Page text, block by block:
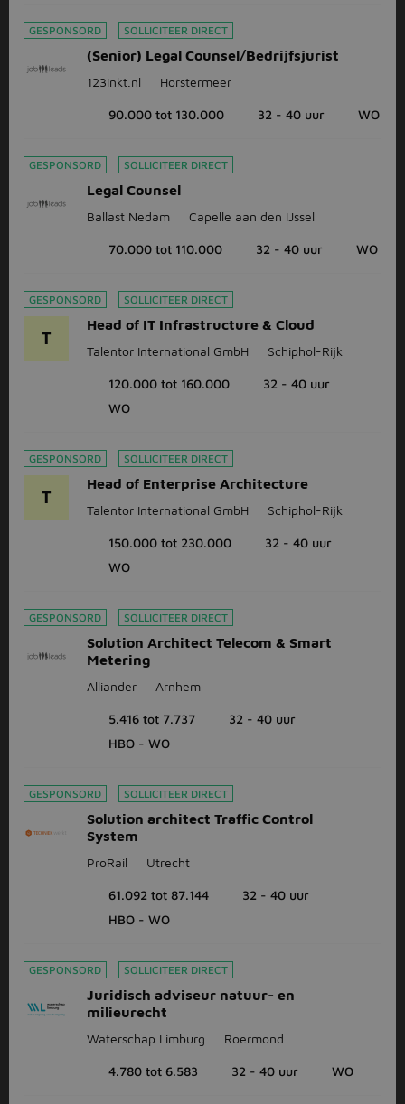
GESPONSORD SOLLICITEER DIRECT
(Senior) Legal Counsel/Bedrijfsjurist
123inkt.nl Horstermeer
90.000 tot 130.000 32 - 40 uur WO
GESPONSORD SOLLICITEER DIRECT
Legal Counsel
Ballast Nedam Capelle aan den IJssel
70.000 tot 110.000 32 - 40 uur WO
GESPONSORD SOLLICITEER DIRECT
T
Head of IT Infrastructure & Cloud
Talentor International GmbH Schiphol-Rijk
120.000 tot 160.000
32 - 40 uur
WO
GESPONSORD SOLLICITEER DIRECT
T
Head of Enterprise Architecture
Talentor International GmbH Schiphol-Rijk
150.000 tot 230.000
32 - 40 uur
WO
GESPONSORD SOLLICITEER DIRECT
Solution Architect Telecom & Smart
Metering
Alliander Arnhem
5.416 tot 7.737
32 - 40 uur
HBO - WO
GESPONSORD SOLLICITEER DIRECT
Solution architect Traffic Control
System
ProRail Utrecht
61.092 tot 87.144
32 - 40 uur
HBO - WO
GESPONSORD SOLLICITEER DIRECT
Juridisch adviseur natuur- en
milieurecht
Waterschap Limburg Roermond
4.780 tot 6.583 32 - 40 uur WO